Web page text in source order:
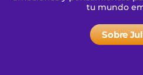
tu mundo
Sobre